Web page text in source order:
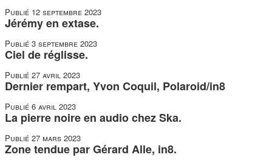
Publié 12 septembre 2023
Jérémy en extase.
Publié 3 septembre 2023
Ciel de réglisse.
Publié 27 avril 2023
Dernier rempart, Yvon Coquil, Polaroid/in8
Publié 6 avril 2023
La pierre noire en audio chez Ska.
Publié 27 mars 2023
Zone tendue par Gérard Alle, in8.